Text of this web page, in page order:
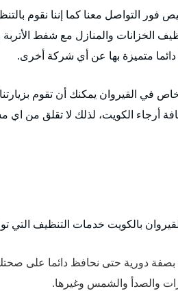
التواصل معنا كما إننا نقوم
الخزانات والمنازل مع شفط
متميزة بها عن أي شركة أخرى.
في القيروان يمكنك أن تقوم
أرجاء الكويت، لذلك لا تقلق من
بالكويت خدمات التنظيف التي
بصفة دورية حتى نحافظ دائما على
والصدأ والشمس وغيرها.